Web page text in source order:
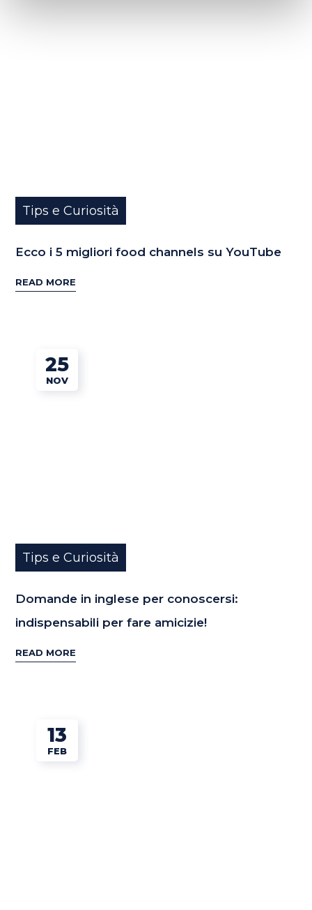
Tips e Curiosità
Ecco i 5 migliori food channels su YouTube
READ MORE
25
NOV
Tips e Curiosità
Domande in inglese per conoscersi:
indispensabili per fare amicizie!
READ MORE
13
FEB